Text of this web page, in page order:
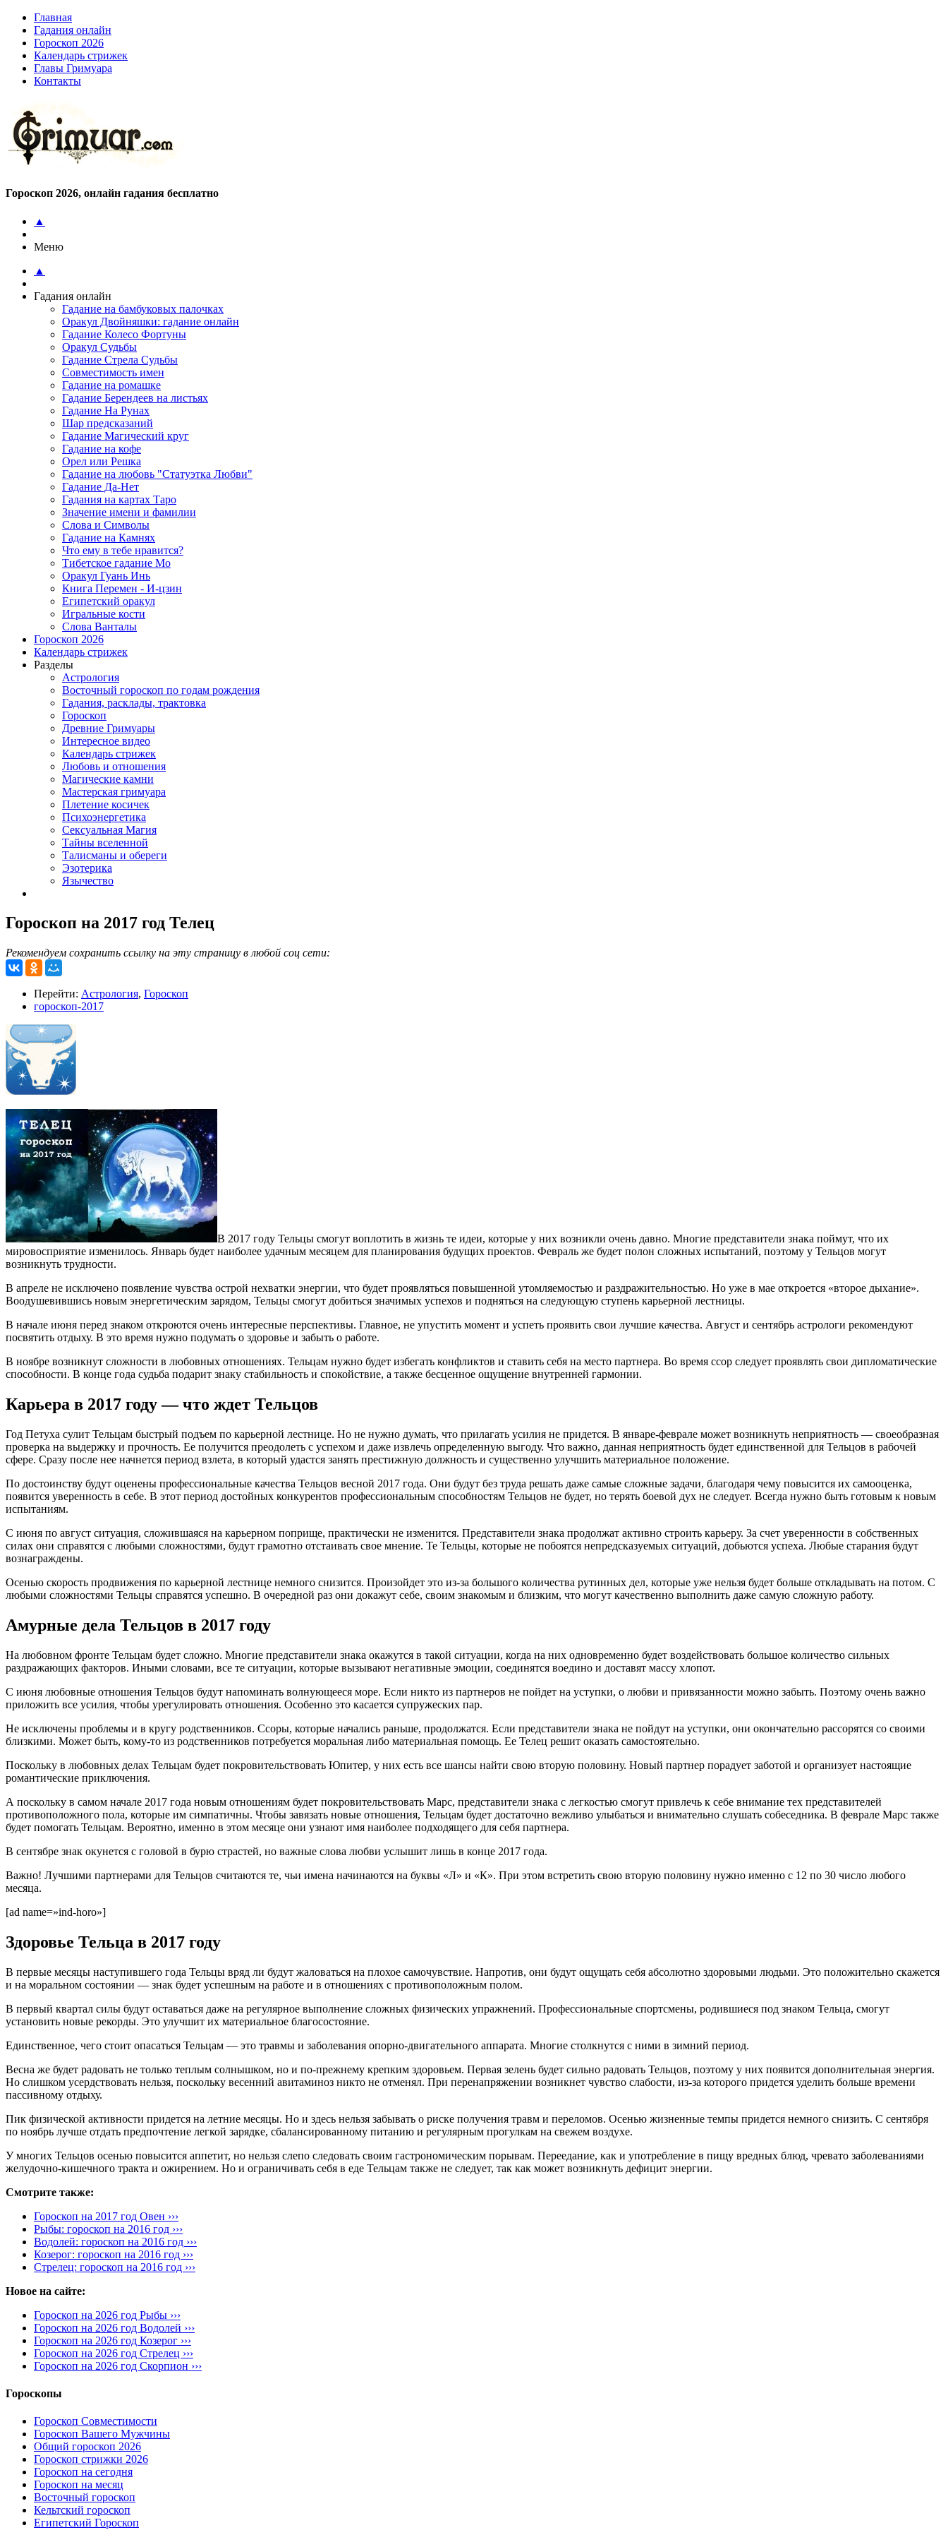
Главная
Гадания онлайн
Гороскоп 2026
Календарь стрижек
Главы Гримуара
Контакты
Гороскоп 2026, онлайн гадания бесплатно
▲
Меню
▲
Гадания онлайн
Гадание на бамбуковых палочках
Оракул Двойняшки: гадание онлайн
Гадание Колесо Фортуны
Оракул Судьбы
Гадание Стрела Судьбы
Совместимость имен
Гадание на ромашке
Гадание Берендеев на листьях
Гадание На Рунах
Шар предсказаний
Гадание Магический круг
Гадание на кофе
Орел или Решка
Гадание на любовь "Статуэтка Любви"
Гадание Да-Нет
Гадания на картах Таро
Значение имени и фамилии
Слова и Символы
Гадание на Камнях
Что ему в тебе нравится?
Тибетское гадание Мо
Оракул Гуань Инь
Книга Перемен - И-цзин
Египетский оракул
Игральные кости
Слова Ванталы
Гороскоп 2026
Календарь стрижек
Разделы
Астрология
Восточный гороскоп по годам рождения
Гадания, расклады, трактовка
Гороскоп
Древние Гримуары
Интересное видео
Календарь стрижек
Любовь и отношения
Магические камни
Мастерская гримуара
Плетение косичек
Психоэнергетика
Сексуальная Магия
Тайны вселенной
Талисманы и обереги
Эзотерика
Язычество
Гороскоп на 2017 год Телец
Рекомендуем сохранить ссылку на эту страницу в любой соц сети:
Перейти: Астрология, Гороскоп
гороскоп-2017
В 2017 году Тельцы смогут воплотить в жизнь те идеи, которые у них возникли очень давно. Многие представители знака поймут, что их
мировосприятие изменилось. Январь будет наиболее удачным месяцем для планирования будущих проектов. Февраль же будет полон сложных испытаний, поэтому у Тельцов могут
возникнуть трудности.
В апреле не исключено появление чувства острой нехватки энергии, что будет проявляться повышенной утомляемостью и раздражительностью. Но уже в мае откроется «второе дыхание».
Воодушевившись новым энергетическим зарядом, Тельцы смогут добиться значимых успехов и подняться на следующую ступень карьерной лестницы.
В начале июня перед знаком откроются очень интересные перспективы. Главное, не упустить момент и успеть проявить свои лучшие качества. Август и сентябрь астрологи рекомендуют
посвятить отдыху. В это время нужно подумать о здоровье и забыть о работе.
В ноябре возникнут сложности в любовных отношениях. Тельцам нужно будет избегать конфликтов и ставить себя на место партнера. Во время ссор следует проявлять свои дипломатические
способности. В конце года судьба подарит знаку стабильность и спокойствие, а также бесценное ощущение внутренней гармонии.
Карьера в 2017 году — что ждет Тельцов
Год Петуха сулит Тельцам быстрый подъем по карьерной лестнице. Но не нужно думать, что прилагать усилия не придется. В январе-феврале может возникнуть неприятность — своеобразная
проверка на выдержку и прочность. Ее получится преодолеть с успехом и даже извлечь определенную выгоду. Что важно, данная неприятность будет единственной для Тельцов в рабочей
сфере. Сразу после нее начнется период взлета, в который удастся занять престижную должность и существенно улучшить материальное положение.
По достоинству будут оценены профессиональные качества Тельцов весной 2017 года. Они будут без труда решать даже самые сложные задачи, благодаря чему повысится их самооценка,
появится уверенность в себе. В этот период достойных конкурентов профессиональным способностям Тельцов не будет, но терять боевой дух не следует. Всегда нужно быть готовым к новым
испытаниям.
С июня по август ситуация, сложившаяся на карьерном поприще, практически не изменится. Представители знака продолжат активно строить карьеру. За счет уверенности в собственных
силах они справятся с любыми сложностями, будут грамотно отстаивать свое мнение. Те Тельцы, которые не побоятся непредсказуемых ситуаций, добьются успеха. Любые старания будут
вознаграждены.
Осенью скорость продвижения по карьерной лестнице немного снизится. Произойдет это из-за большого количества рутинных дел, которые уже нельзя будет больше откладывать на потом. С
любыми сложностями Тельцы справятся успешно. В очередной раз они докажут себе, своим знакомым и близким, что могут качественно выполнить даже самую сложную работу.
Амурные дела Тельцов в 2017 году
На любовном фронте Тельцам будет сложно. Многие представители знака окажутся в такой ситуации, когда на них одновременно будет воздействовать большое количество сильных
раздражающих факторов. Иными словами, все те ситуации, которые вызывают негативные эмоции, соединятся воедино и доставят массу хлопот.
С июня любовные отношения Тельцов будут напоминать волнующееся море. Если никто из партнеров не пойдет на уступки, о любви и привязанности можно забыть. Поэтому очень важно
приложить все усилия, чтобы урегулировать отношения. Особенно это касается супружеских пар.
Не исключены проблемы и в кругу родственников. Ссоры, которые начались раньше, продолжатся. Если представители знака не пойдут на уступки, они окончательно рассорятся со своими
близкими. Может быть, кому-то из родственников потребуется моральная либо материальная помощь. Ее Телец решит оказать самостоятельно.
Поскольку в любовных делах Тельцам будет покровительствовать Юпитер, у них есть все шансы найти свою вторую половину. Новый партнер порадует заботой и организует настоящие
романтические приключения.
А поскольку в самом начале 2017 года новым отношениям будет покровительствовать Марс, представители знака с легкостью смогут привлечь к себе внимание тех представителей
противоположного пола, которые им симпатичны. Чтобы завязать новые отношения, Тельцам будет достаточно вежливо улыбаться и внимательно слушать собеседника. В феврале Марс также
будет помогать Тельцам. Вероятно, именно в этом месяце они узнают имя наиболее подходящего для себя партнера.
В сентябре знак окунется с головой в бурю страстей, но важные слова любви услышит лишь в конце 2017 года.
Важно! Лучшими партнерами для Тельцов считаются те, чьи имена начинаются на буквы «Л» и «К». При этом встретить свою вторую половину нужно именно с 12 по 30 число любого
месяца.
[ad name=»ind-horo»]
Здоровье Тельца в 2017 году
В первые месяцы наступившего года Тельцы вряд ли будут жаловаться на плохое самочувствие. Напротив, они будут ощущать себя абсолютно здоровыми людьми. Это положительно скажется
и на моральном состоянии — знак будет успешным на работе и в отношениях с противоположным полом.
В первый квартал силы будут оставаться даже на регулярное выполнение сложных физических упражнений. Профессиональные спортсмены, родившиеся под знаком Тельца, смогут
установить новые рекорды. Это улучшит их материальное благосостояние.
Единственное, чего стоит опасаться Тельцам — это травмы и заболевания опорно-двигательного аппарата. Многие столкнутся с ними в зимний период.
Весна же будет радовать не только теплым солнышком, но и по-прежнему крепким здоровьем. Первая зелень будет сильно радовать Тельцов, поэтому у них появится дополнительная энергия.
Но слишком усердствовать нельзя, поскольку весенний авитаминоз никто не отменял. При перенапряжении возникнет чувство слабости, из-за которого придется уделить больше времени
пассивному отдыху.
Пик физической активности придется на летние месяцы. Но и здесь нельзя забывать о риске получения травм и переломов. Осенью жизненные темпы придется немного снизить. С сентября
по ноябрь лучше отдать предпочтение легкой зарядке, сбалансированному питанию и регулярным прогулкам на свежем воздухе.
У многих Тельцов осенью повысится аппетит, но нельзя слепо следовать своим гастрономическим порывам. Переедание, как и употребление в пищу вредных блюд, чревато заболеваниями
желудочно-кишечного тракта и ожирением. Но и ограничивать себя в еде Тельцам также не следует, так как может возникнуть дефицит энергии.
Смотрите также:
Гороскоп на 2017 год Овен ›››
Рыбы: гороскоп на 2016 год ›››
Водолей: гороскоп на 2016 год ›››
Козерог: гороскоп на 2016 год ›››
Стрелец: гороскоп на 2016 год ›››
Новое на сайте:
Гороскоп на 2026 год Рыбы ›››
Гороскоп на 2026 год Водолей ›››
Гороскоп на 2026 год Козерог ›››
Гороскоп на 2026 год Стрелец ›››
Гороскоп на 2026 год Скорпион ›››
Гороскопы
Гороскоп Совместимости
Гороскоп Вашего Мужчины
Общий гороскоп 2026
Гороскоп стрижки 2026
Гороскоп на сегодня
Гороскоп на месяц
Восточный гороскоп
Кельтский гороскоп
Египетский Гороскоп